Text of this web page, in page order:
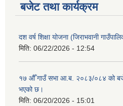
बजेट तथा कार्यक्रम
दश वर्ष शिक्षा योजना (जिराभवानी
मिति: 06/22/2026 - 12:54
१७ औँ गाउँ सभा आ.ब. २०८३/०८४ को
भएको छ।
मिति: 06/20/2026 - 15:01